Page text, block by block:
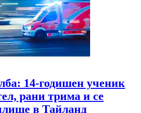
14-годишен ученик
рани трима и се
в Тайланд